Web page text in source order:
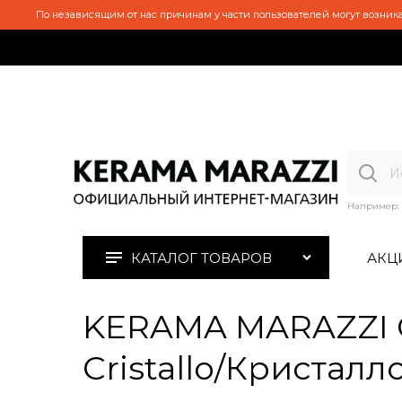
По независящим от нас причинам у части пользователей могут
Например:
КАТАЛОГ ТОВАРОВ
KERAMA
Cristallo/